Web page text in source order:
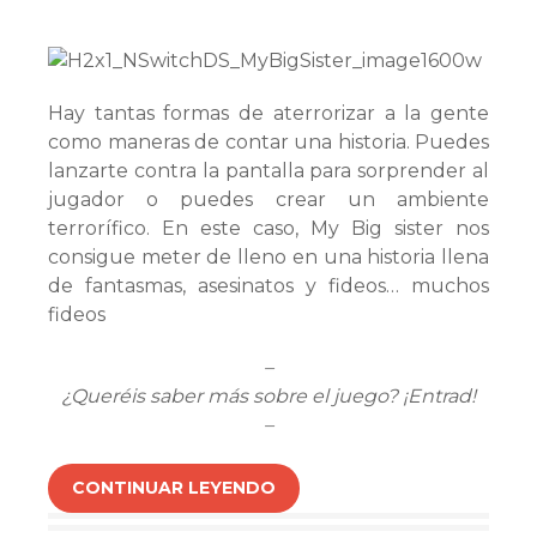
Hay tantas formas de aterrorizar a la gente
como maneras de contar una historia. Puedes
lanzarte contra la pantalla para sorprender al
jugador o puedes crear un ambiente
terrorífico. En este caso, My Big sister nos
consigue meter de lleno en una historia llena
de fantasmas, asesinatos y fideos… muchos
fideos
–
¿Queréis saber más sobre el juego? ¡Entrad!
–
CONTINUAR LEYENDO